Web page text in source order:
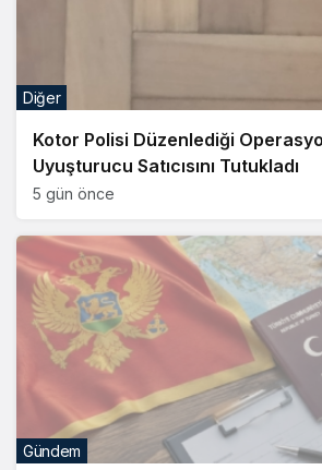
Kotor Polisi Düzenlediği
Uyuşturucu Satıcısını Tutukladı
5 gün önce
Diğer
Gündem